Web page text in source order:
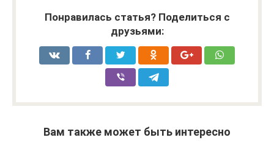
Понравилась статья? Поделиться с
друзьями:
Вам также может быть интересно